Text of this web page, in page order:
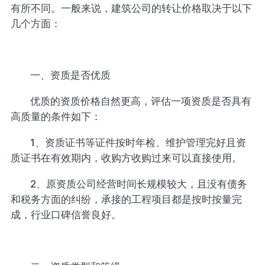
有所不同。一般来说，建筑公司的转让价格取决于以下
几个方面：
一、资质是否优质
优质的资质价格自然更高，评估一项资质是否具有
高质量的条件如下：
1、资质证书等证件按时年检、维护管理完好且资
质证书在有效期内，收购方收购过来可以直接使用。
2、原资质公司经营时间长规模较大，且没有债务
和税务方面的纠纷，承接的工程项目都是按时按量完
成，行业口碑信誉良好。